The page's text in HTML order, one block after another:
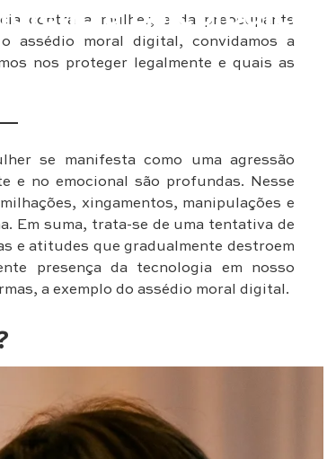
psicológica
contra a mulher, e da preocupante
assédio moral digital, convidamos a
nos proteger legalmente e quais as
se manifesta como uma agressão
e no emocional são profundas. Nesse
xingamentos, manipulações e
Em suma, trata-se de uma tentativa de
e atitudes que gradualmente destroem
presença da tecnologia em nosso
a exemplo do assédio moral digital.